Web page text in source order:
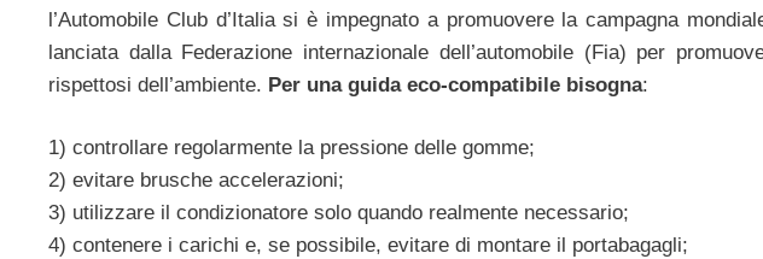
l’Automobile Club d’Italia si è impegnato a promuovere la campagna
lanciata dalla Federazione internazionale dell’automobile (Fia) per
rispettosi dell’ambiente. Per una guida eco-compatibile bisogna:
1) controllare regolarmente la pressione delle gomme;
2) evitare brusche accelerazioni;
3) utilizzare il condizionatore solo quando realmente necessario;
4) contenere i carichi e, se possibile, evitare di montare il portabagagli;